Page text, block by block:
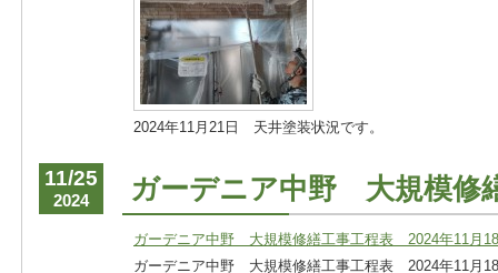
2024年11月21日 天井塗装状況です。
11/25
2024 ガーデニア中野 大規模修
ガーデニア中野 大規模修繕工事工程表 2024年11月
ガーデニア中野 大規模修繕工事工程表 2024年11月